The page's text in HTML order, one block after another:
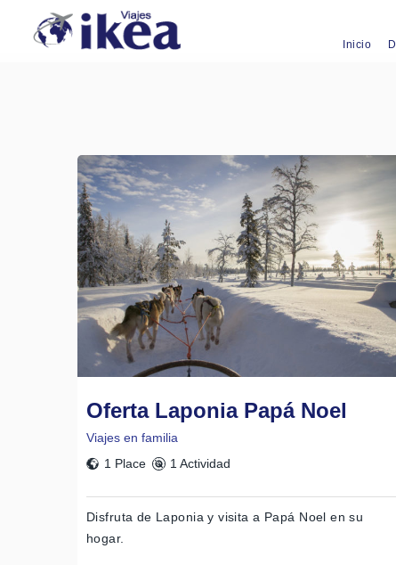
Inicio
Oferta Laponia Papá Noel
Viajes en familia
1 Place
1 Actividad
Disfruta de Laponia y visita a Papá Noel en su
hogar.